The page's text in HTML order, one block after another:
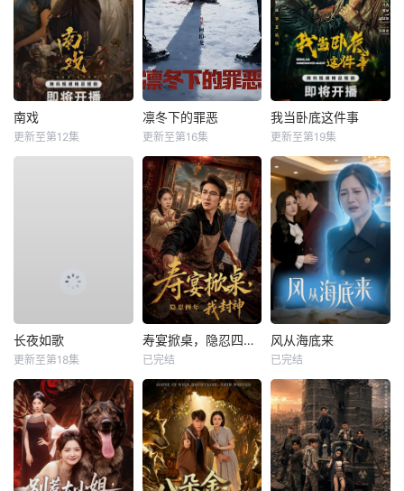
南戏
更新至第12集
凛冬下的罪恶
更新至第16集
我当卧底这件事
更新至第19集
长夜如歌
更新至第18集
寿宴掀桌，隐忍四年我封神
已完结
风从海底来
已完结